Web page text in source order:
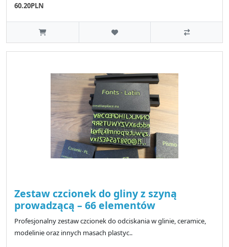
60.20PLN
Zestaw czcionek do gliny z szyną
prowadzącą – 66 elementów
Profesjonalny zestaw czcionek do odciskania w glinie, ceramice,
modelinie oraz innych masach plastyc..